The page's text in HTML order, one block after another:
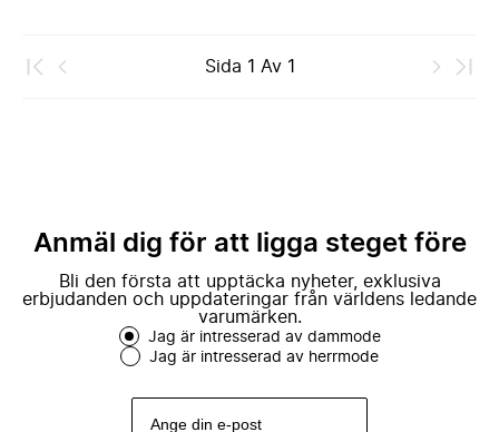
Sida 1 Av 1
Anmäl dig för att ligga steget före
Bli den första att upptäcka nyheter, exklusiva
erbjudanden och uppdateringar från världens ledande
varumärken.
Jag är intresserad av dammode
Jag är intresserad av herrmode